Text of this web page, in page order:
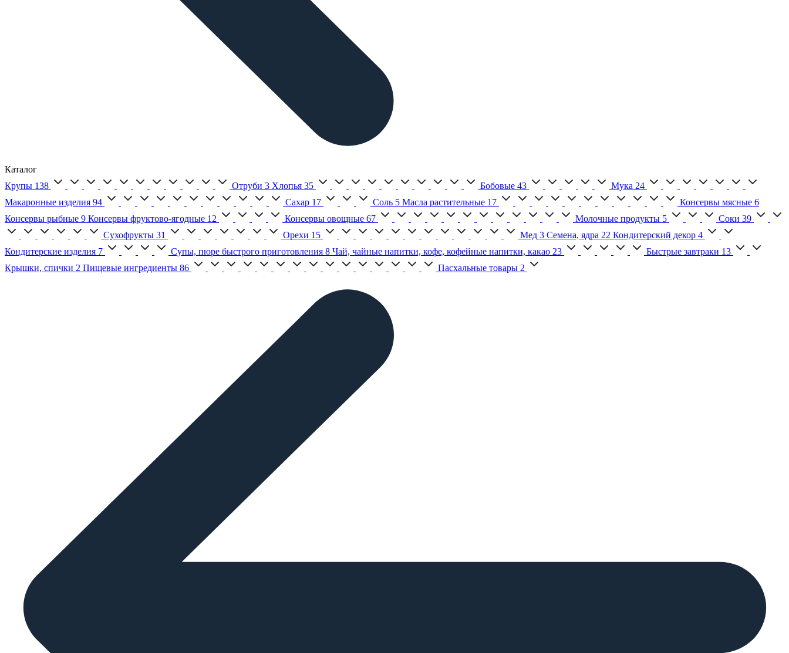
Каталог
Крупы 138 Отруби 3 Хлопья 35 Бобовые 43 Мука 24
Макаронные изделия 94 Сахар 17 Соль 5 Масла растительные 17 Консервы мясные 6
Консервы рыбные 9 Консервы фруктово-ягодные 12 Консервы овощные 67 Молочные продукты 5 Соки 39
Сухофрукты 31 Орехи 15 Мед 3 Семена, ядра 22 Кондитерский декор 4
Кондитерские изделия 7 Супы, пюре быстрого приготовления 8 Чай, чайные напитки, кофе, кофейные напитки, какао 23 Быстрые завтраки 13
Крышки, спички 2 Пищевые ингредиенты 86 Пасхальные товары 2